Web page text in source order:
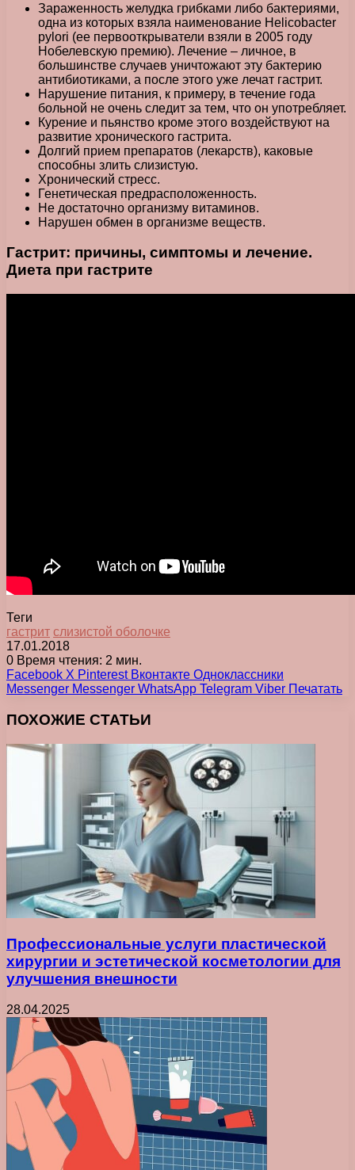
Зараженность желудка грибками либо бактериями,
одна из которых взяла наименование Helicobacter
pylori (ее первооткрыватели взяли в 2005 году
Нобелевскую премию). Лечение – личное, в
большинстве случаев уничтожают эту бактерию
антибиотиками, а после этого уже лечат гастрит.
Нарушение питания, к примеру, в течение года
больной не очень следит за тем, что он употребляет.
Курение и пьянство кроме этого воздействуют на
развитие хронического гастрита.
Долгий прием препаратов (лекарств), каковые
способны злить слизистую.
Хронический стресс.
Генетическая предрасположенность.
Не достаточно организму витаминов.
Нарушен обмен в организме веществ.
Гастрит: причины, симптомы и лечение.
Диета при гастрите
Теги
гастрит слизистой оболочке
17.01.2018
0 Время чтения: 2 мин.
Facebook X Pinterest Вконтакте Одноклассники
Messenger Messenger WhatsApp Telegram Viber Печатать
ПОХОЖИЕ СТАТЬИ
Профессиональные услуги пластической
хирургии и эстетической косметологии для
улучшения внешности
28.04.2025